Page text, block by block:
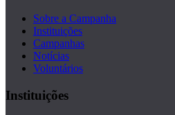
Sobre a Campanha
Instituições
Campanhas
Notícias
Voluntários
Instituições